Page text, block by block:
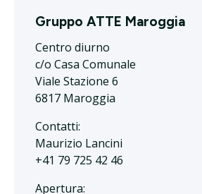
Gruppo ATTE Maroggia
Centro diurno
c/o Casa Comunale
Viale Stazione 6
6817 Maroggia
Contatti:
Maurizio Lancini
+41 79 725 42 46
Apertura: